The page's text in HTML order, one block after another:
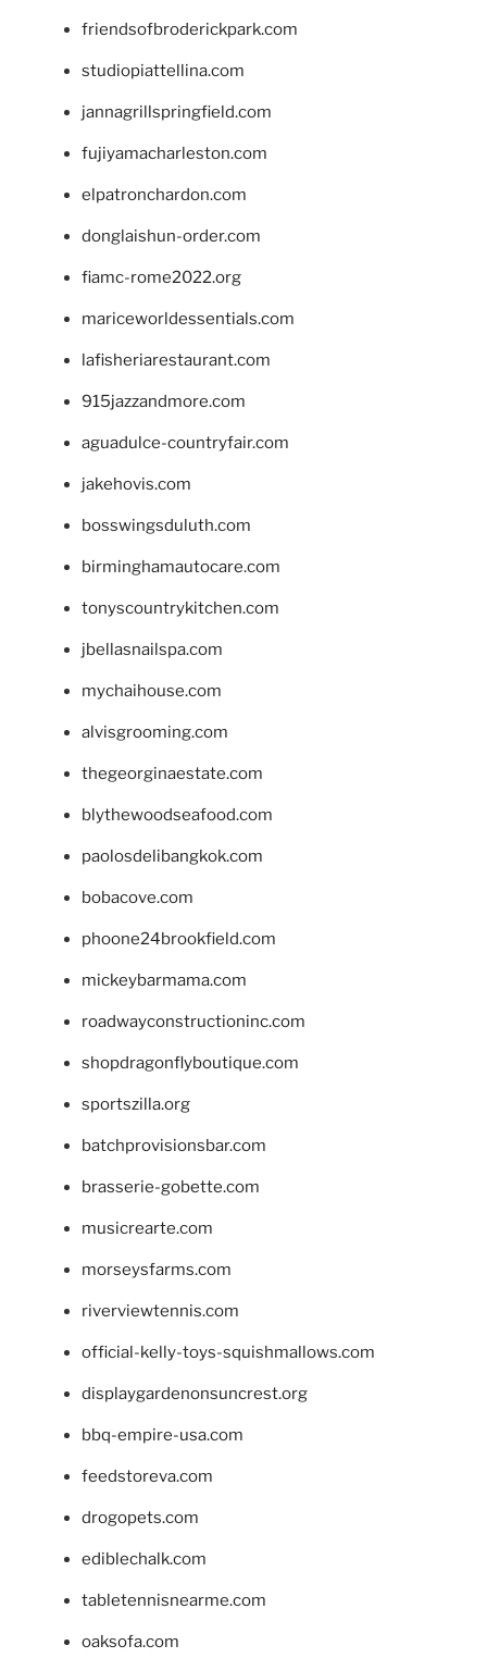
friendsofbroderickpark.com
studiopiattellina.com
jannagrillspringfield.com
fujiyamacharleston.com
elpatronchardon.com
donglaishun-order.com
fiamc-rome2022.org
mariceworldessentials.com
lafisheriarestaurant.com
915jazzandmore.com
aguadulce-countryfair.com
jakehovis.com
bosswingsduluth.com
birminghamautocare.com
tonyscountrykitchen.com
jbellasnailspa.com
mychaihouse.com
alvisgrooming.com
thegeorginaestate.com
blythewoodseafood.com
paolosdelibangkok.com
bobacove.com
phoone24brookfield.com
mickeybarmama.com
roadwayconstructioninc.com
shopdragonflyboutique.com
sportszilla.org
batchprovisionsbar.com
brasserie-gobette.com
musicrearte.com
morseysfarms.com
riverviewtennis.com
official-kelly-toys-squishmallows.com
displaygardenonsuncrest.org
bbq-empire-usa.com
feedstoreva.com
drogopets.com
ediblechalk.com
tabletennisnearme.com
oaksofa.com